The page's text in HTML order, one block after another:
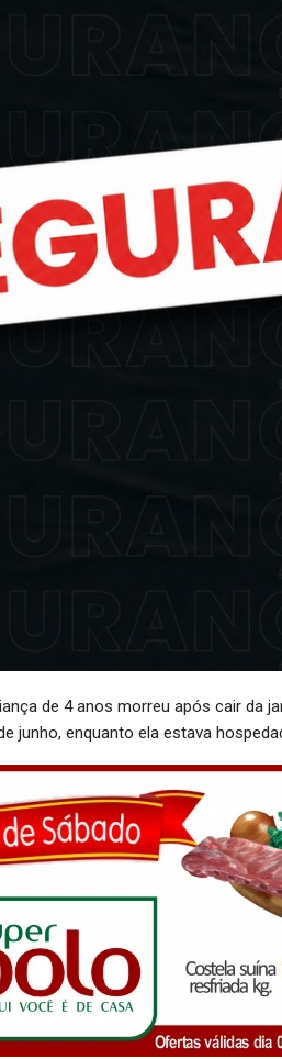
de 4 anos morreu após cair da
junho, enquanto ela estava